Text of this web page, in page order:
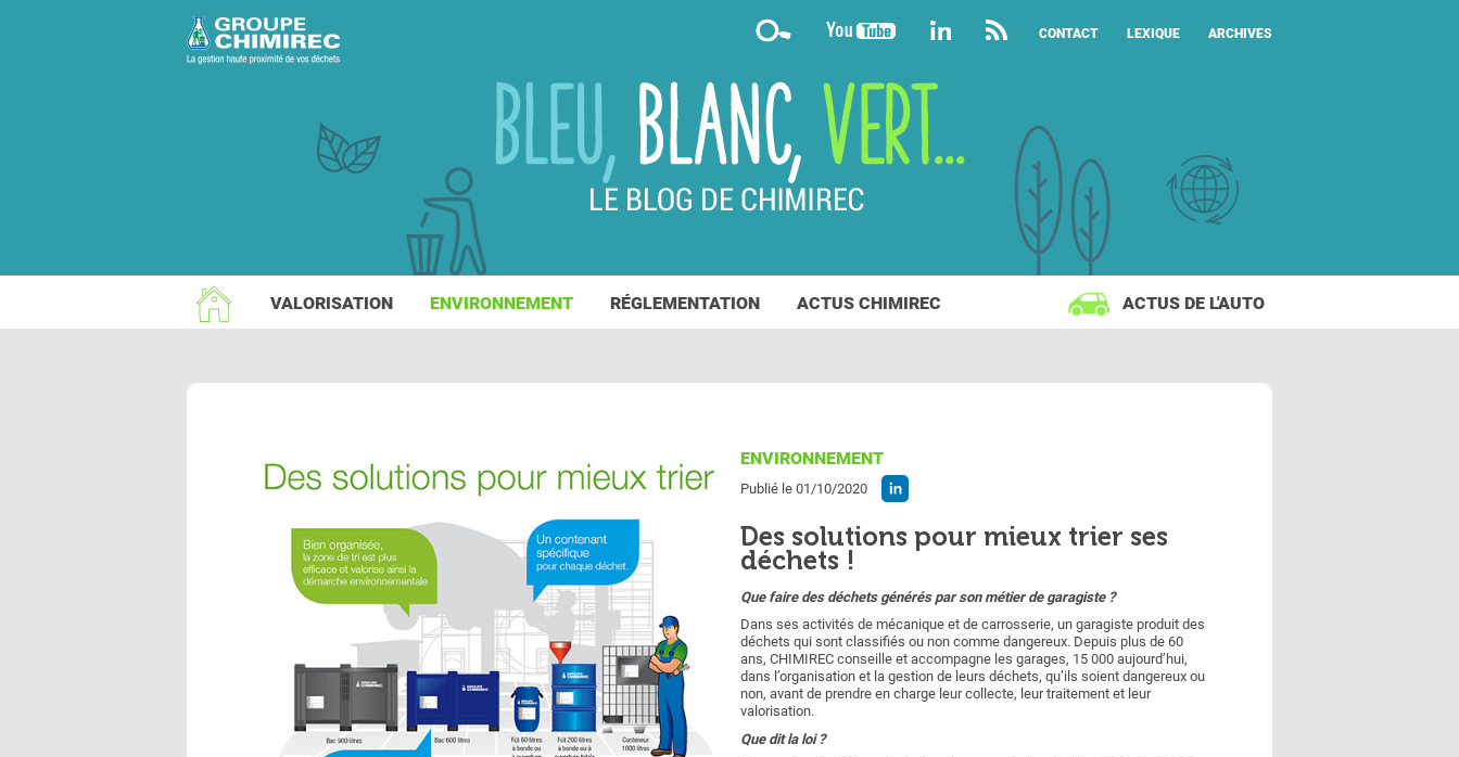
ENVIRONNEMENT
Publié le 01/10/2020
Des solutions pour mieux trier ses
déchets !
Que faire des déchets générés par son métier de garagiste ?
Dans ses activités de mécanique et de carrosserie, un garagiste produit des
déchets qui sont classifiés ou non comme dangereux. Depuis plus de 60
ans, CHIMIREC conseille et accompagne les garages, 15 000 aujourd’hui,
dans l’organisation et la gestion de leurs déchets, qu’ils soient dangereux ou
non, avant de prendre en charge leur collecte, leur traitement et leur
valorisation.
Que dit la loi ?
CONTACT LEXIQUE ARCHIVES
VALORISATION ENVIRONNEMENT RÉGLEMENTATION ACTUS CHIMIREC ACTUS DE L'AUTO